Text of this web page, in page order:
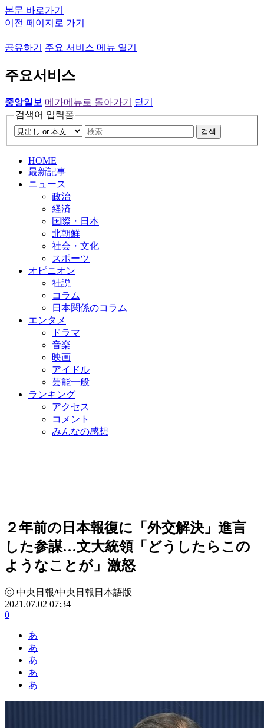
본문 바로가기
이전 페이지로 가기
공유하기 주요 서비스 메뉴 열기
주요서비스
중앙일보 메가메뉴로 돌아가기
닫기
검색어 입력폼
검색
HOME
最新記事
ニュース
政治
経済
国際・日本
北朝鮮
社会・文化
スポーツ
オピニオン
社説
コラム
日本関係のコラム
エンタメ
ドラマ
音楽
映画
アイドル
芸能一般
ランキング
アクセス
コメント
みんなの感想
２年前の日本報復に「外交解決」進言
した参謀…文大統領「どうしたらこの
ようなことが」激怒
ⓒ 中央日報/中央日報日本語版
2021.07.02 07:34
0
あ
あ
あ
あ
あ